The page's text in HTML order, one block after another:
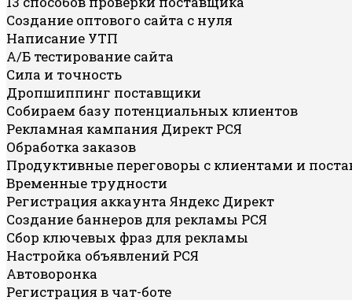
Создание оптового сайта с нуля
Написание УТП
А/Б тестирование сайта
Сила и точность
Дропшиппинг поставщики
Собираем базу потенциальных клиентов
Рекламная кампания Директ РСЯ
Обработка заказов
Продуктивные переговоры с клиентами и
Временные трудности
Регистрация аккаунта Яндекс Директ
Создание баннеров для рекламы РСЯ
Сбор ключевых фраз для рекламы
Настройка объявлений РСЯ
Автоворонка
Регистрация в чат-боте